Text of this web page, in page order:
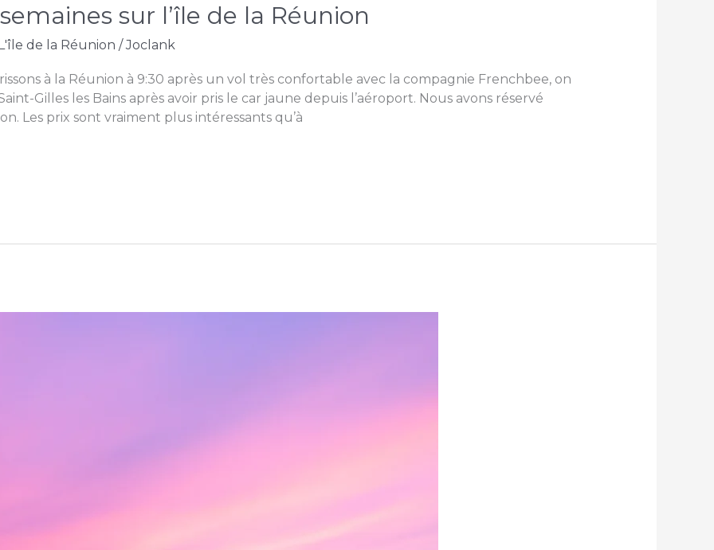
sur l’île de la Réunion
de la Réunion /Joclank
à la Réunion à 9:30 après un vol très confortable avec la compagnie Frenchbee, on
Gilles les Bains après avoir pris le car jaune depuis l’aéroport. Nous avons réservé
Les prix sont vraiment plus intéressants qu’à